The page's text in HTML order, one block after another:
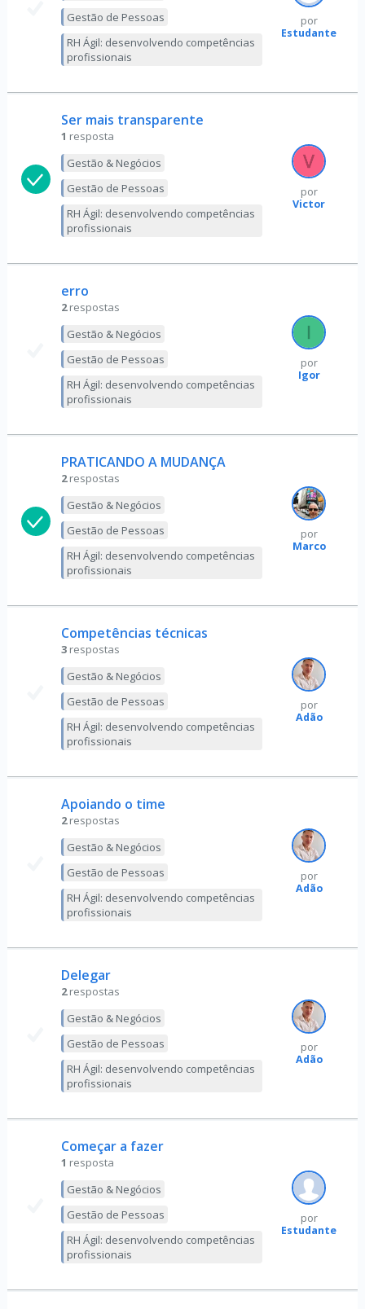
Gestão de Pessoas
RH Ágil: desenvolvendo competências
profissionais
por
Estudante
Ser mais transparente
1 resposta
Gestão & Negócios
Gestão de Pessoas
RH Ágil: desenvolvendo competências
profissionais
por
Victor
erro
2 respostas
Gestão & Negócios
Gestão de Pessoas
RH Ágil: desenvolvendo competências
profissionais
por
Igor
PRATICANDO A MUDANÇA
2 respostas
Gestão & Negócios
Gestão de Pessoas
RH Ágil: desenvolvendo competências
profissionais
por
Marco
Competências técnicas
3 respostas
Gestão & Negócios
Gestão de Pessoas
RH Ágil: desenvolvendo competências
profissionais
por
Adão
Apoiando o time
2 respostas
Gestão & Negócios
Gestão de Pessoas
RH Ágil: desenvolvendo competências
profissionais
por
Adão
Delegar
2 respostas
Gestão & Negócios
Gestão de Pessoas
RH Ágil: desenvolvendo competências
profissionais
por
Adão
Começar a fazer
1 resposta
Gestão & Negócios
Gestão de Pessoas
RH Ágil: desenvolvendo competências
profissionais
por
Estudante